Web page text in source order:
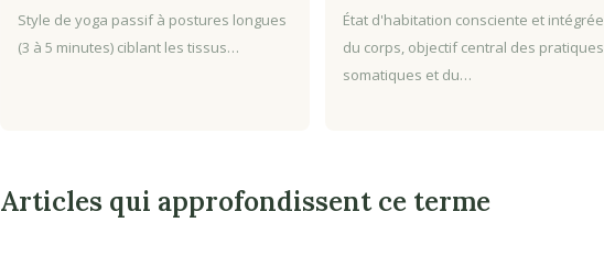
Style de yoga passif à postures longues
(3 à 5 minutes) ciblant les tissus…
État d'habitation consciente et intégrée
du corps, objectif central des pratiques
somatiques et du…
Articles qui approfondissent ce terme